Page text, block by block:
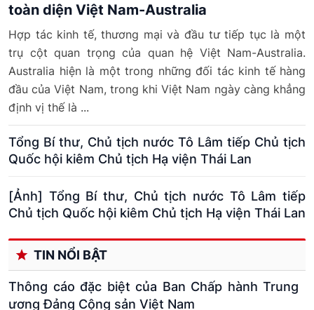
toàn diện Việt Nam-Australia
Hợp tác kinh tế, thương mại và đầu tư tiếp tục là một
trụ cột quan trọng của quan hệ Việt Nam-Australia.
Australia hiện là một trong những đối tác kinh tế hàng
đầu của Việt Nam, trong khi Việt Nam ngày càng khẳng
định vị thế là ...
Tổng Bí thư, Chủ tịch nước Tô Lâm tiếp Chủ tịch
Quốc hội kiêm Chủ tịch Hạ viện Thái Lan
[Ảnh] Tổng Bí thư, Chủ tịch nước Tô Lâm tiếp
Chủ tịch Quốc hội kiêm Chủ tịch Hạ viện Thái Lan
TIN NỔI BẬT
Thông cáo đặc biệt của Ban Chấp hành Trung
ương Đảng Cộng sản Việt Nam